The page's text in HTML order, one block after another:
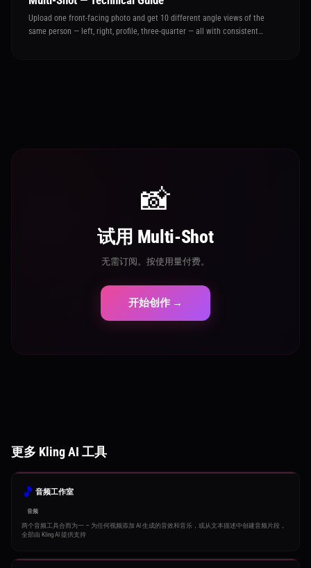
Upload one front-facing photo and get 10 different angle views of the
same person — left, right, profile, three-quarter — all with consistent
📸
试用 Multi-Shot
无需订阅。按使用量付费。
开始创作 →
更多 Kling AI 工具
🎵 音频工作室
音频
两个音频工具合而为一 — 为任何视频添加 AI 生成的音效和音乐，或从文本描述中创建音频片段，
全部由 Kling AI 提供支持